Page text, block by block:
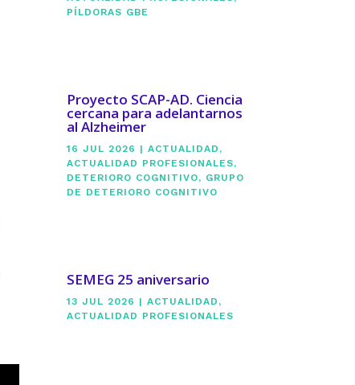
PÍLDORAS GBE
Proyecto SCAP-AD. Ciencia
cercana para adelantarnos
al Alzheimer
16 JUL 2026 |ACTUALIDAD ,
ACTUALIDAD PROFESIONALES,
DETERIORO COGNITIVO, GRUPO
DE DETERIORO COGNITIVO
SEMEG 25 aniversario
13 JUL 2026 |ACTUALIDAD ,
ACTUALIDAD PROFESIONALES